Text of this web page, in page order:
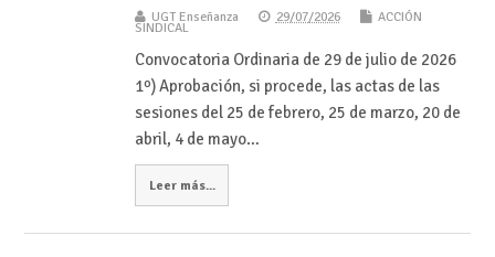
UGT Enseñanza 29/07/2026 ACCIÓN
SINDICAL
Convocatoria Ordinaria de 29 de julio de 2026
1º) Aprobación, si procede, las actas de las
sesiones del 25 de febrero, 25 de marzo, 20 de
abril, 4 de mayo…
Leer más...